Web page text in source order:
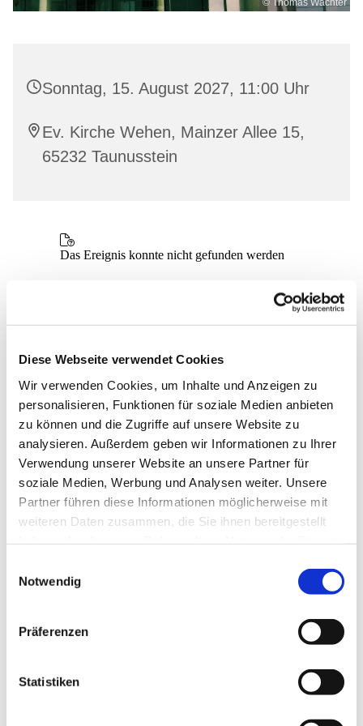
Diese Webseite verwendet Cookies
Wir verwenden Cookies, um Inhalte und Anzeigen zu
personalisieren, Funktionen für soziale Medien anbieten
zu können und die Zugriffe auf unsere Website zu
analysieren. Außerdem geben wir Informationen zu Ihrer
Verwendung unserer Website an unsere Partner für
soziale Medien, Werbung und Analysen weiter. Unsere
Partner führen diese Informationen möglicherweise mit
weiteren Daten zusammen, die Sie ihnen bereitgestellt
Notwendig
Präferenzen
Statistiken
© Thomas Wächter
Sonntag, 15. August 2027, 11:00 Uhr
Ev. Kirche Wehen, Mainzer Allee 15,
65232 Taunusstein